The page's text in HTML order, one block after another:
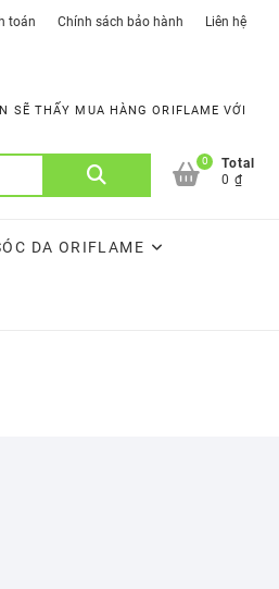
toán Chính sách bảo hành Liên hệ
SẼ THẤY MUA HÀNG ORIFLAME VỚI
0
Total
0 ₫
DA ORIFLAME